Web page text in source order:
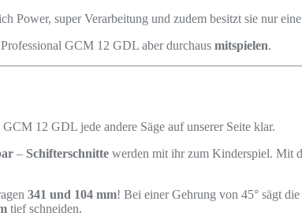
super Verarbeitung und zudem besitzt sie nur
GCM 12 GDL aber durchaus mitspielen.
12 GDL jede andere Säge auf unserer Seite klar.
– Schifterschnitte werden mit ihr zum Kinderspiel. Mit
341 und 104 mm! Bei einer Gehrung von 45° sägt
tief schneiden.